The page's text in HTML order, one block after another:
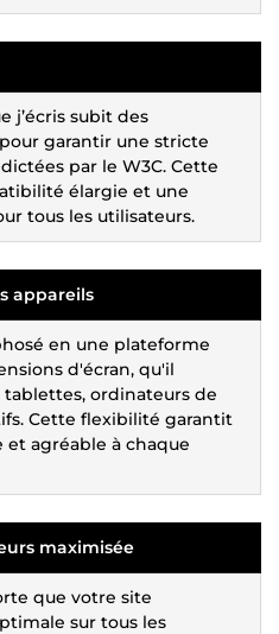
j’écris subit des
garantir une stricte
par le W3C. Cette
élargie et une
tous les utilisateurs.
appareils
en une plateforme
d'écran, qu'il
tablettes, ordinateurs de
Cette flexibilité garantit
agréable à chaque
maximisée
que votre site
sur tous les